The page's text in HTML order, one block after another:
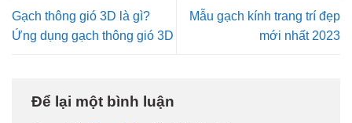
Gạch thông gió 3D là gì?
Ứng dụng gạch thông gió 3D
Mẫu gạch kính trang trí đẹp
mới nhất 2023
Để lại một bình luận